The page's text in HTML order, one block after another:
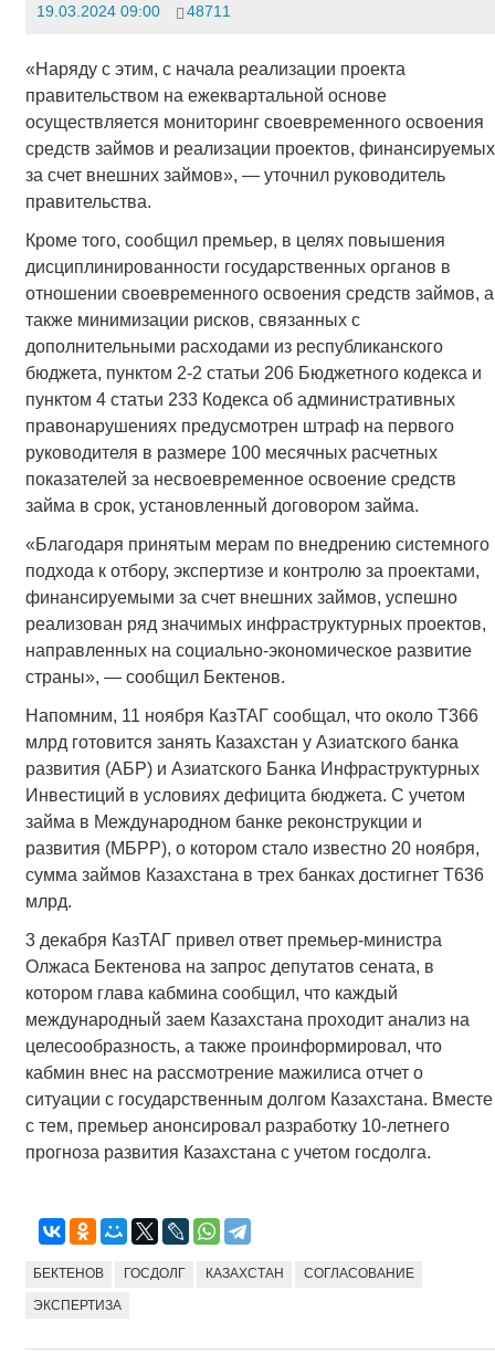
19.03.2024 09:00 48711
«Наряду с этим, с начала реализации проекта
правительством на ежеквартальной основе
осуществляется мониторинг своевременного освоения
средств займов и реализации проектов, финансируемых
за счет внешних займов», — уточнил руководитель
правительства.
Кроме того, сообщил премьер, в целях повышения
дисциплинированности государственных органов в
отношении своевременного освоения средств займов, а
также минимизации рисков, связанных с
дополнительными расходами из республиканского
бюджета, пунктом 2-2 статьи 206 Бюджетного кодекса и
пунктом 4 статьи 233 Кодекса об административных
правонарушениях предусмотрен штраф на первого
руководителя в размере 100 месячных расчетных
показателей за несвоевременное освоение средств
займа в срок, установленный договором займа.
«Благодаря принятым мерам по внедрению системного
подхода к отбору, экспертизе и контролю за проектами,
финансируемыми за счет внешних займов, успешно
реализован ряд значимых инфраструктурных проектов,
направленных на социально-экономическое развитие
страны», — сообщил Бектенов.
Напомним, 11 ноября КазТАГ сообщал, что около Т366
млрд готовится занять Казахстан у Азиатского банка
развития (АБР) и Азиатского Банка Инфраструктурных
Инвестиций в условиях дефицита бюджета. С учетом
займа в Международном банке реконструкции и
развития (МБРР), о котором стало известно 20 ноября,
сумма займов Казахстана в трех банках достигнет Т636
млрд.
3 декабря КазТАГ привел ответ премьер-министра
Олжаса Бектенова на запрос депутатов сената, в
котором глава кабмина сообщил, что каждый
международный заем Казахстана проходит анализ на
целесообразность, а также проинформировал, что
кабмин внес на рассмотрение мажилиса отчет о
ситуации с государственным долгом Казахстана. Вместе
с тем, премьер анонсировал разработку 10-летнего
прогноза развития Казахстана с учетом госдолга.
БЕКТЕНОВ ГОСДОЛГ КАЗАХСТАН СОГЛАСОВАНИЕ
ЭКСПЕРТИЗА